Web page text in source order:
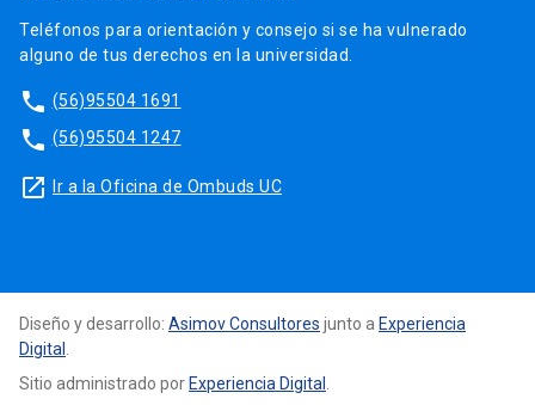
Teléfonos para orientación y consejo si se ha vulnerado
alguno de tus derechos en la universidad.
phone (56)95504 1691
phone (56)95504 1247
launch Ir a la Oficina de Ombuds UC
Diseño y desarrollo: Asimov Consultores junto a Experiencia
Digital
Sitio administrado porExperiencia Digital